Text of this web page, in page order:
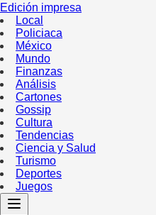
Edición impresa
Local
Policiaca
México
Mundo
Finanzas
Análisis
Cartones
Gossip
Cultura
Tendencias
Ciencia y Salud
Turismo
Deportes
Juegos